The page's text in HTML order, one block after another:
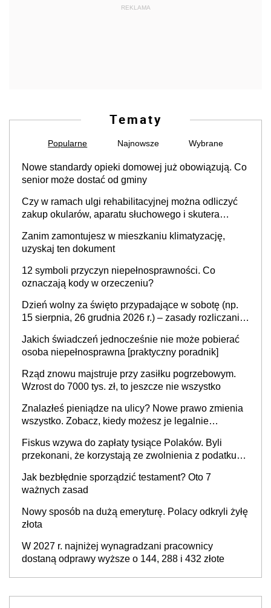
REKLAMA
Tematy
Popularne Najnowsze Wybrane
Nowe standardy opieki domowej już obowiązują. Co
senior może dostać od gminy
Czy w ramach ulgi rehabilitacyjnej można odliczyć
zakup okularów, aparatu słuchowego i skutera
Zanim zamontujesz w mieszkaniu klimatyzację,
uzyskaj ten dokument
12 symboli przyczyn niepełnosprawności. Co
oznaczają kody w orzeczeniu?
Dzień wolny za święto przypadające w sobotę (np.
15 sierpnia, 26 grudnia 2026 r.) – zasady rozliczania
i administracja publiczna), najczęstsze pytania
Jakich świadczeń jednocześnie nie może pobierać
osoba niepełnosprawna [praktyczny poradnik]
Rząd znowu majstruje przy zasiłku pogrzebowym.
Wzrost do 7000 tys. zł, to jeszcze nie wszystko
Znalazłeś pieniądze na ulicy? Nowe prawo zmienia
wszystko. Zobacz, kiedy możesz je legalnie
Fiskus wzywa do zapłaty tysiące Polaków. Byli
przekonani, że korzystają ze zwolnienia z podatku
Jak bezbłędnie sporządzić testament? Oto 7
ważnych zasad
Nowy sposób na dużą emeryturę. Polacy odkryli żyłę
złota
W 2027 r. najniżej wynagradzani pracownicy
dostaną odprawy wyższe o 144, 288 i 432 złote